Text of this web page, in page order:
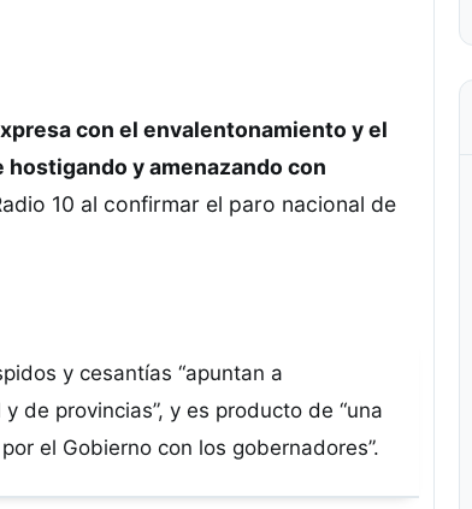
con el envalentonamiento y el
y amenazando con
10 al confirmar el paro nacional de
y cesantías “apuntan a
de provincias”, y es producto de “una
el Gobierno con los gobernadores”.